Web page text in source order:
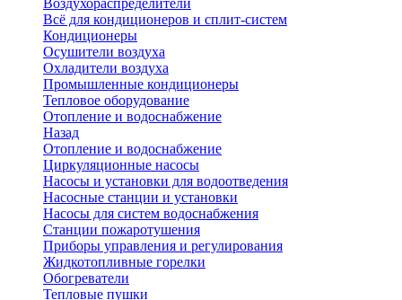
Воздухораспределители
Всё для кондиционеров и сплит-систем
Кондиционеры
Осушители воздуха
Охладители воздуха
Промышленные кондиционеры
Тепловое оборудование
Отопление и водоснабжение
Назад
Отопление и водоснабжение
Циркуляционные насосы
Насосы и установки для водоотведения
Насосные станции и установки
Насосы для систем водоснабжения
Станции пожаротушения
Приборы управления и регулирования
Жидкотопливные горелки
Обогреватели
Тепловые пушки